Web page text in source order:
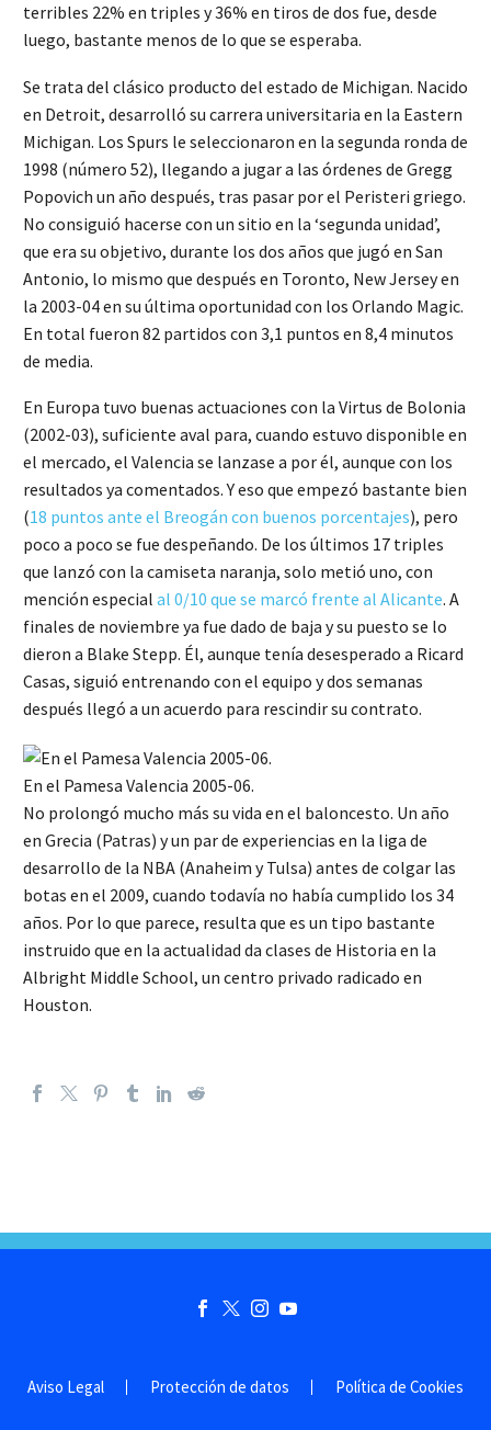
terribles 22% en triples y 36% en tiros de dos fue, desde
luego, bastante menos de lo que se esperaba.
Se trata del clásico producto del estado de Michigan. Nacido
en Detroit, desarrolló su carrera universitaria en la Eastern
Michigan. Los Spurs le seleccionaron en la segunda ronda de
1998 (número 52), llegando a jugar a las órdenes de Gregg
Popovich un año después, tras pasar por el Peristeri griego.
No consiguió hacerse con un sitio en la ‘segunda unidad’,
que era su objetivo, durante los dos años que jugó en San
Antonio, lo mismo que después en Toronto, New Jersey en
la 2003-04 en su última oportunidad con los Orlando Magic.
En total fueron 82 partidos con 3,1 puntos en 8,4 minutos
de media.
En Europa tuvo buenas actuaciones con la Virtus de Bolonia
(2002-03), suficiente aval para, cuando estuvo disponible en
el mercado, el Valencia se lanzase a por él, aunque con los
resultados ya comentados. Y eso que empezó bastante bien
(18 puntos ante el Breogán con buenos porcentajes), pero
poco a poco se fue despeñando. De los últimos 17 triples
que lanzó con la camiseta naranja, solo metió uno, con
mención especial al 0/10 que se marcó frente al Alicante. A
finales de noviembre ya fue dado de baja y su puesto se lo
dieron a Blake Stepp. Él, aunque tenía desesperado a Ricard
Casas, siguió entrenando con el equipo y dos semanas
después llegó a un acuerdo para rescindir su contrato.
En el Pamesa Valencia 2005-06.
No prolongó mucho más su vida en el baloncesto. Un año
en Grecia (Patras) y un par de experiencias en la liga de
desarrollo de la NBA (Anaheim y Tulsa) antes de colgar las
botas en el 2009, cuando todavía no había cumplido los 34
años. Por lo que parece, resulta que es un tipo bastante
instruido que en la actualidad da clases de Historia en la
Albright Middle School, un centro privado radicado en
Houston.
Aviso Legal Protección de datos Política de Cookies